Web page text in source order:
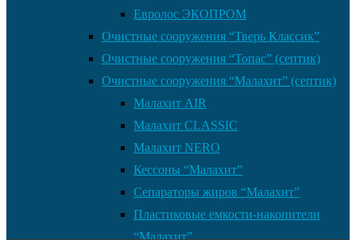
Евролос ЭКОПРОМ
Очистные сооружения “Тверь Классик”
Очистные сооружения “Топас” (септик)
Очистные сооружения “Малахит” (септик)
Малахит AIR
Малахит CLASSIC
Малахит NERO
Кессоны “Малахит”
Сепараторы жиров “Малахит”
Пластиковые емкости-накопители
“Малахит”